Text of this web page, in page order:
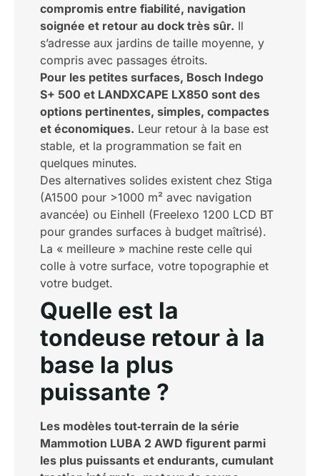
compromis entre fiabilité, navigation
soignée et retour au dock très sûr. Il
s’adresse aux jardins de taille moyenne, y
compris avec passages étroits.
Pour les petites surfaces, Bosch Indego
S+ 500 et LANDXCAPE LX850 sont des
options pertinentes, simples, compactes
et économiques. Leur retour à la base est
stable, et la programmation se fait en
quelques minutes.
Des alternatives solides existent chez Stiga
(A1500 pour >1000 m² avec navigation
avancée) ou Einhell (Freelexo 1200 LCD BT
pour grandes surfaces à budget maîtrisé).
La « meilleure » machine reste celle qui
colle à votre surface, votre topographie et
votre budget.
Quelle est la
tondeuse retour à la
base la plus
puissante ?
Les modèles tout‑terrain de la série
Mammotion LUBA 2 AWD figurent parmi
les plus puissants et endurants, cumulant